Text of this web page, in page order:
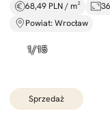
68,49 PLN / m²
Powiat: Wrocław
sprzedaż